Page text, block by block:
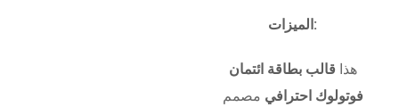
الميزات:
هذا قالب بطاقة ائتمان
فوتولوك احترافي مصمم